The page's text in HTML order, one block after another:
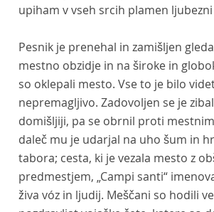
upiham v vseh srcih plamen
Pesnik je prenehal in zamišljen
mestno obzidje in na široke in
so oklepali mesto. Vse to je bilo
nepremagljivo. Zadovoljen se je
domišljiji, pa se obrnil proti
daleč mu je udarjal na uho šum in
tabora; cesta, ki je vezala mesto z
predmestjem, „Campi santi“
živa vóz in ljudij. Meščani so hodili